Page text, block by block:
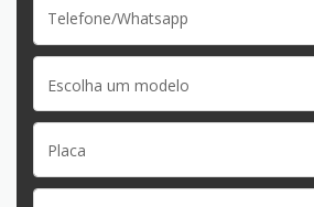
Escolha um modelo